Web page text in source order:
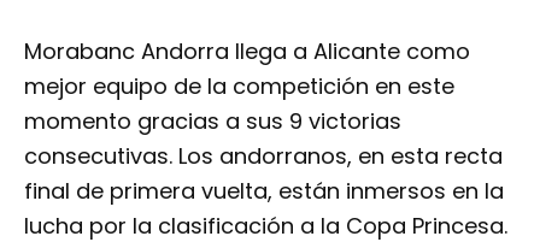
Morabanc Andorra llega a Alicante como
mejor equipo de la competición en este
momento gracias a sus 9 victorias
consecutivas. Los andorranos, en esta recta
final de primera vuelta, están inmersos en la
lucha por la clasificación a la Copa Princesa.